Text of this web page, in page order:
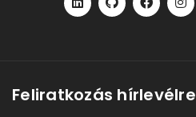
Feliratkozás hírlevélre